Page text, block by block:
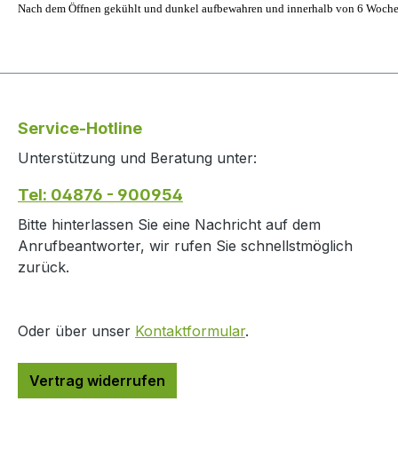
Nach dem Öffnen gekühlt und dunkel aufbewahren und innerhalb von 6
Service-Hotline
Unterstützung und Beratung unter:
Tel: 04876 - 900954
Bitte hinterlassen Sie eine Nachricht auf dem
Anrufbeantworter, wir rufen Sie schnellstmöglich
zurück.
Oder über unser Kontaktformular.
Vertrag widerrufen